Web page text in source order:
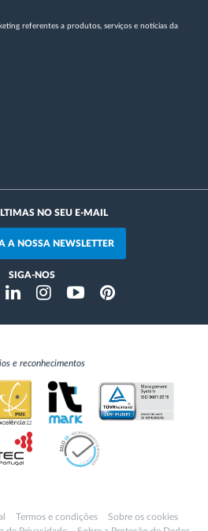
referentes a produtos, serviços e notícias da
NO SEU E-MAIL
A NOSSA NEWSLETTER
SIGA-NOS
LinkedinInstragramYoutubePinterest
e reconhecimentos
Termos e condições
Sobre os cookies